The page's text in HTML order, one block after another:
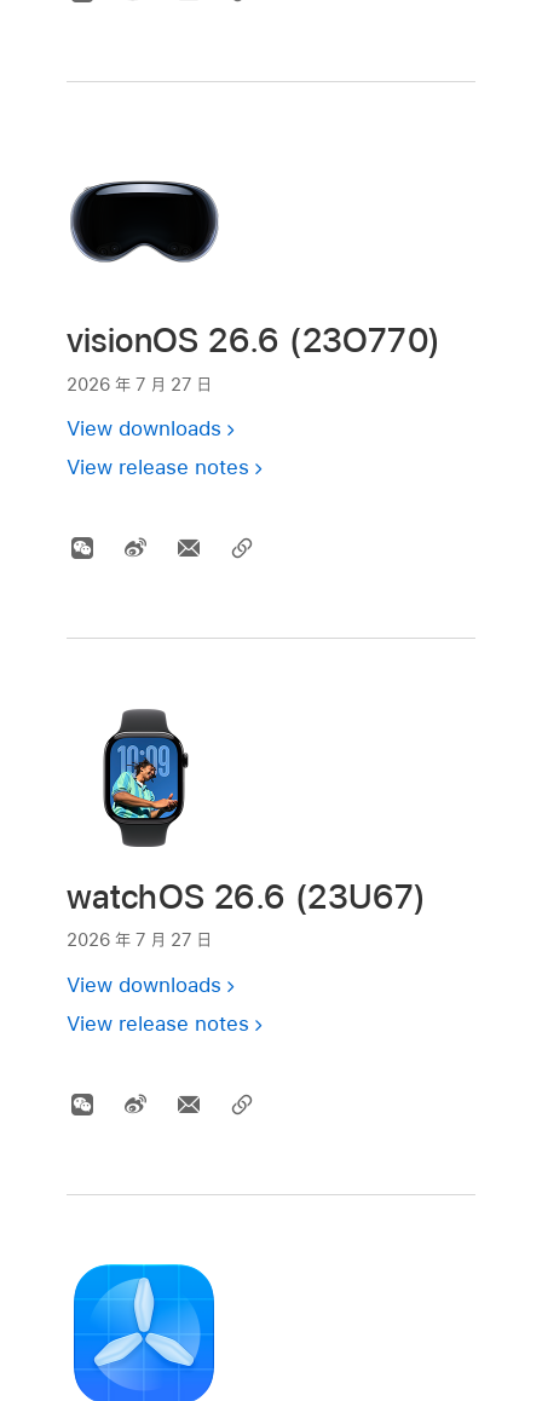
visionOS 26.6 (23O770)
2026 年 7 月 27 日
View downloads
View release notes
watchOS 26.6 (23U67)
2026 年 7 月 27 日
View downloads
View release notes